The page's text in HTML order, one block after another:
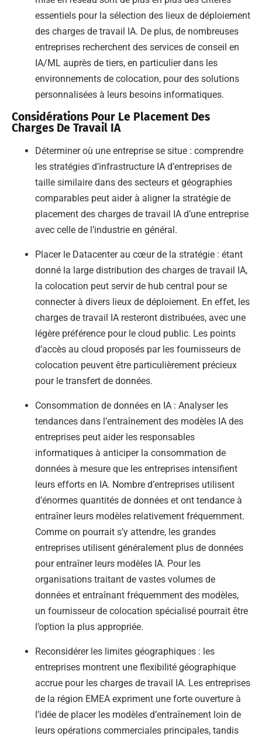
essentiels pour la sélection des lieux de déploiement
des charges de travail IA. De plus, de nombreuses
entreprises recherchent des services de conseil en
IA/ML auprès de tiers, en particulier dans les
environnements de colocation, pour des solutions
personnalisées à leurs besoins informatiques.
Considérations Pour Le Placement Des
Charges De Travail IA
Déterminer où une entreprise se situe : comprendre
les stratégies d’infrastructure IA d’entreprises de
taille similaire dans des secteurs et géographies
comparables peut aider à aligner la stratégie de
placement des charges de travail IA d’une entreprise
avec celle de l’industrie en général.
Placer le Datacenter au cœur de la stratégie : étant
donné la large distribution des charges de travail IA,
la colocation peut servir de hub central pour se
connecter à divers lieux de déploiement. En effet, les
charges de travail IA resteront distribuées, avec une
légère préférence pour le cloud public. Les points
d’accès au cloud proposés par les fournisseurs de
colocation peuvent être particulièrement précieux
pour le transfert de données.
Consommation de données en IA : Analyser les
tendances dans l’entraînement des modèles IA des
entreprises peut aider les responsables
informatiques à anticiper la consommation de
données à mesure que les entreprises intensifient
leurs efforts en IA. Nombre d’entreprises utilisent
d’énormes quantités de données et ont tendance à
entraîner leurs modèles relativement fréquemment.
Comme on pourrait s’y attendre, les grandes
entreprises utilisent généralement plus de données
pour entraîner leurs modèles IA. Pour les
organisations traitant de vastes volumes de
données et entraînant fréquemment des modèles,
un fournisseur de colocation spécialisé pourrait être
l’option la plus appropriée.
Reconsidérer les limites géographiques : les
entreprises montrent une flexibilité géographique
accrue pour les charges de travail IA. Les entreprises
de la région EMEA expriment une forte ouverture à
l’idée de placer les modèles d’entraînement loin de
leurs opérations commerciales principales, tandis